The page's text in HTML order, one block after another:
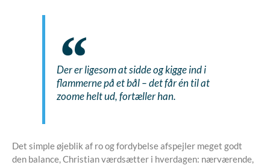
Der er ligesom at sidde og kigge ind i
flammerne på et bål – det får én til at
zoome helt ud, fortæller han.
Det simple øjeblik af ro og fordybelse afspejler meget godt
den balance, Christian værdsætter i hverdagen: nærværende,